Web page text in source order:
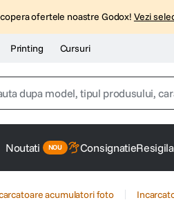
ofertele noastre Godox! Vezi
Printing Cursuri
dupa model, tipul produsului,
2. trepied
Noutati Consignatie
acumulatori foto